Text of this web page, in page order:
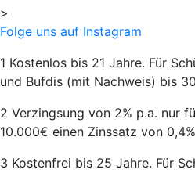
>
Folge uns auf Instagram
1 Kostenlos bis 21 Jahre. Für
und Bufdis (mit Nachweis) bis
2 Verzingsung von 2% p.a. nur
10.000€ einen Zinssatz von
3 Kostenfrei bis 25 Jahre. Für